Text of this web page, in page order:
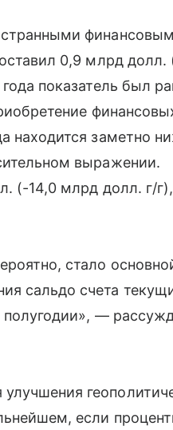
0,9 млрд долл.
показатель был
находится заметно
выражении.
(-14,0 млрд долл. г/
стало
сальдо счета
полугодии», —
если